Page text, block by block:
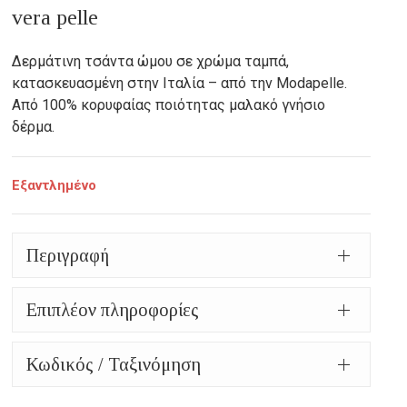
was:
144,00€.
τρέχουσα
τιμή
είναι:
98,00€.
vera pelle
Δερμάτινη τσάντα ώμου σε χρώμα ταμπά,
κατασκευασμένη στην Ιταλία – από την Modapelle.
Από 100% κορυφαίας ποιότητας μαλακό γνήσιο
δέρμα.
Εξαντλημένο
Περιγραφή
Επιπλέον πληροφορίες
Κωδικός / Ταξινόμηση